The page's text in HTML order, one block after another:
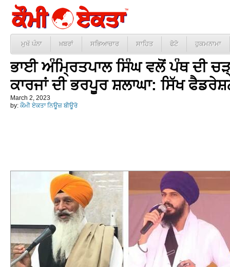
ਮੁਖੱ ਪੰਨਾ ਖ਼ਬਰਾਂ ਸਭਿਆਚਾਰ ਸਾਹਿਤ ਫੋਟੋ ਹੁਕਮਨਾਮਾ
ਭਾਈ ਅੰਮ੍ਰਿਤਪਾਲ ਸਿੰਘ ਵਲੋਂ ਪੰਥ ਦੀ
ਕਾਰਜਾਂ ਦੀ ਭਰਪੂਰ ਸ਼ਲਾਘਾ: ਸਿੱਖ
March 2, 2023
by: ਕੌਮੀ ਏਕਤਾ ਨਿਊਜ਼ ਬੀਊਰੋ